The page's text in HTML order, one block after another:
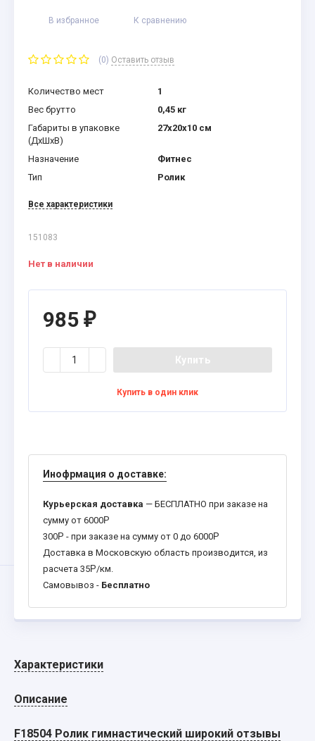
В избранное К сравнению
(0) Оставить отзыв
Количество мест
1
Вес брутто
0,45 кг
Габариты в упаковке
(ДхШхВ)
27x20x10 см
Назначение
Фитнес
Тип
Ролик
Все характеристики
151083
Нет в наличии
985 ₽
Купить
Купить в один клик
Инофрмация о доставке:
Курьерская доставка — БЕСПЛАТНО при заказе на
сумму от 6000Р
300Р - при заказе на сумму от 0 до 6000Р
Доставка в Московскую область производится, из
расчета 35Р/км.
Самовывоз - Бесплатно
Характеристики
Описание
F18504 Ролик гимнастический широкий отзывы